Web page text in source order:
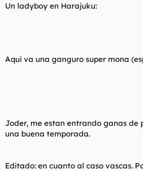
Un ladyboy en Harajuku:
Aqui va una ganguro super mona
Joder, me estan entrando ganas de
una buena temporada.
Editado: en cuanto al caso vascas.